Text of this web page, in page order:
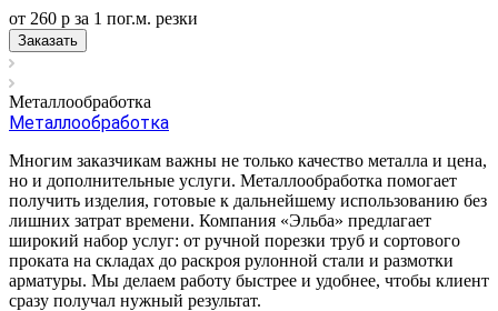
от 260 р за 1 пог.м. резки
Заказать
Металлообработка
Металлообработка
Многим заказчикам важны не только качество металла и цена,
но и дополнительные услуги. Металлообработка помогает
получить изделия, готовые к дальнейшему использованию без
лишних затрат времени. Компания «Эльба» предлагает
широкий набор услуг: от ручной порезки труб и сортового
проката на складах до раскроя рулонной стали и размотки
арматуры. Мы делаем работу быстрее и удобнее, чтобы клиент
сразу получал нужный результат.